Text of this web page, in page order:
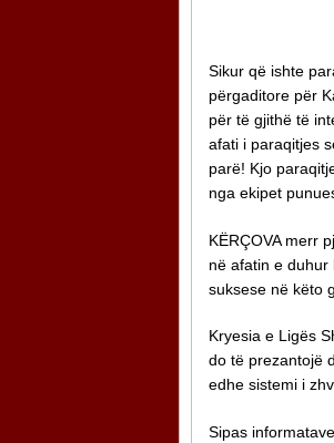
Sikur që ishte
përgaditore për
për të gjithë të
afati i paraqitjes
parë! Kjo
nga ekipet
KËRÇOVA merr
në afatin e
suksese në këto
Kryesia e Ligës
do të prezantojë
edhe sistemi i
Sipas